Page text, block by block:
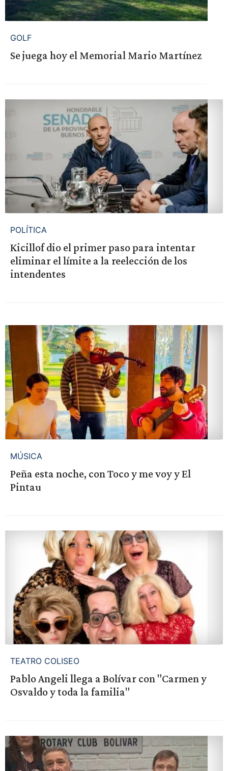
GOLF
Se juega hoy el Memorial Mario Martínez
POLÍTICA
Kicillof dio el primer paso para intentar
eliminar el límite a la reelección de los
intendentes
MÚSICA
Peña esta noche, con Toco y me voy y El
Pintau
TEATRO COLISEO
Pablo Angeli llega a Bolívar con "Carmen y
Osvaldo y toda la familia"